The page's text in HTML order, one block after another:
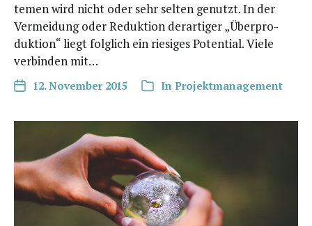
te­men wird nicht oder sehr sel­ten genutzt. In der
Ver­mei­dung oder Reduk­ti­on der­ar­ti­ger „Über­pro­
duk­ti­on“ liegt folg­lich ein rie­si­ges Poten­ti­al. Vie­le
ver­bin­den mit…
12. November 2015 In Projektmanagement